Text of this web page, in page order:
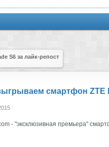
S6 за лайк-репост
смартфон ZTE
- "эксклюзивная премьера"